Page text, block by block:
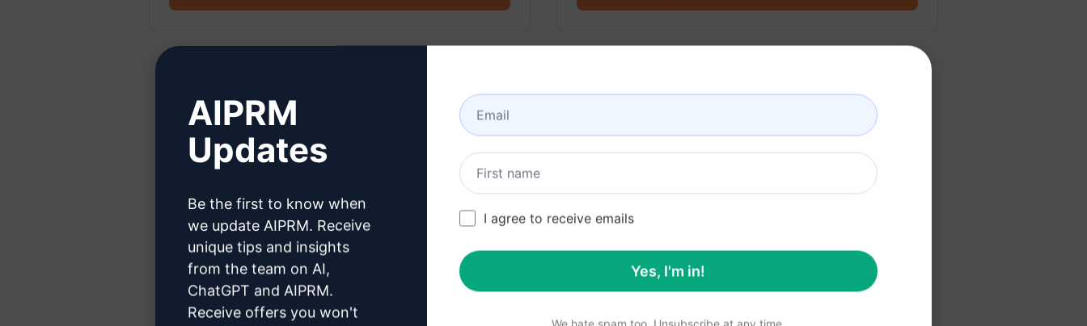
2단계: ChatGPT 계정 만들기
여기를 클릭하여 ChatGPT 계정을 만드는 방법을 알아보세요.
3단계 : ChatGPT에서 프롬프트 사용
AIPRM
Updates
Be the first to know when
we update AIPRM. Receive
unique tips and insights
from the team on AI,
ChatGPT and AIPRM.
Receive offers you won't
I agree to receive emails
Yes, I'm in!
We hate spam too. Unsubscribe at any time.